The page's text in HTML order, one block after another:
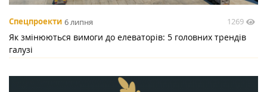
Спецпроекти 6 липня 1269
Як змінюються вимоги до елеваторів: 5 головних трендів
галузі